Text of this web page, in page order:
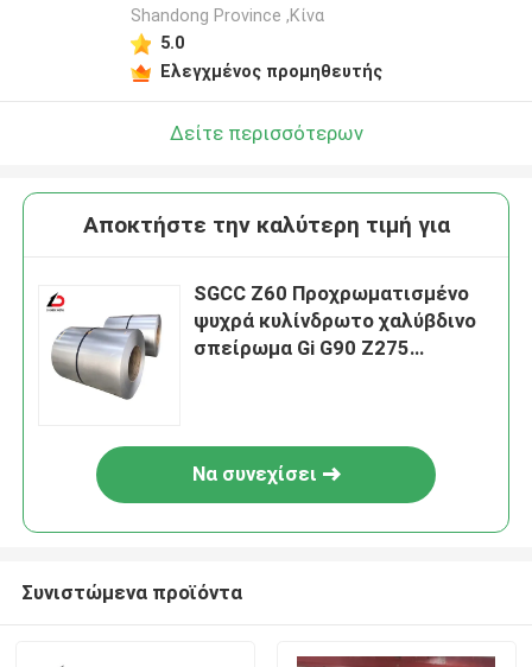
Shandong Province ,Κίνα
5.0
Ελεγχμένος προμηθευτής
Δείτε περισσότερων
Αποκτήστε την καλύτερη τιμή για
SGCC Z60 Προχρωματισμένο
ψυχρά κυλίνδρωτο χαλύβδινο
σπείρωμα Gi G90 Z275
Να συνεχίσει
Συνιστώμενα προϊόντα